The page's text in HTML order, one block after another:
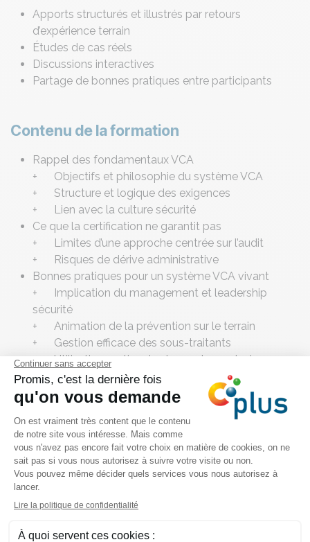
Apports structurés et illustrés par retours
d’expérience terrain
Études de cas réels
Discussions interactives
Partage de bonnes pratiques entre participants
Contenu de la formation
Rappel des fondamentaux VCA
+ Objectifs et philosophie du système VCA
+ Structure et logique des exigences
+ Lien avec la culture sécurité
Ce que la certification ne garantit pas
+ Limites d’une approche centrée sur l’audit
+ Risques de dérive administrative
Bonnes pratiques pour un système VCA vivant
+ Implication du management et leadership
sécurité
+ Animation de la prévention sur le terrain
+ Gestion efficace des sous-traitants
+ Utilisation pertinente des analyses de risques
Points d’attention critiques
+ Documentation vs réalité terrain
+ Pièges fréquents lors des audits
+ Maintien de la dynamique après certification
Conclusion et échanges
+ Synthèse des messages clés
+ Questions/réponses
Partage d’expériences entre participants